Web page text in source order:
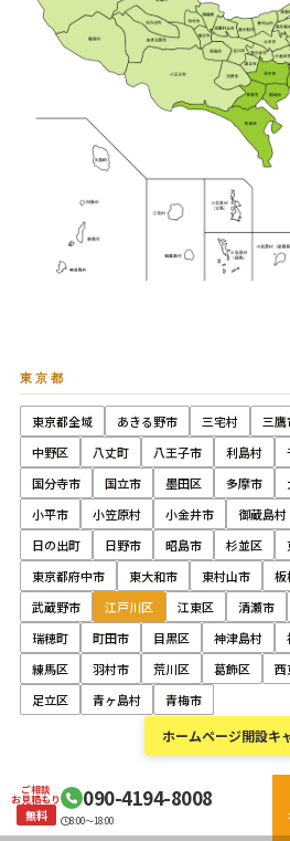
東京都
東京都全域 あきる野市 三宅村 三鷹
中野区
八丈町 八王子市 利島村
国分寺市
国立市 墨田区 多摩市
小平市
小笠原村 小金井市 御蔵島村
日の出町
日野市 昭島市 杉並区
東京都府中市
東大和市 東村山市 板
武蔵野市
江戸川区 江東区 清瀬市
瑞穂町
町田市 目黒区 神津島村
練馬区
羽村市 荒川区 葛飾区 西
足立区
青ヶ島村 青梅市
ホームページ開設キ
ご相談
お見積もり
無料
090-4194-8008
8:00～18:00